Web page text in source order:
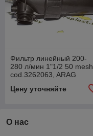
Фильтр линейный 200-
280 л/мин 1"1/2 50 mesh
cod.3262063, ARAG
Цену уточняйте
О нас